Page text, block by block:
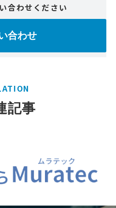
合わせください
合わせ
記事